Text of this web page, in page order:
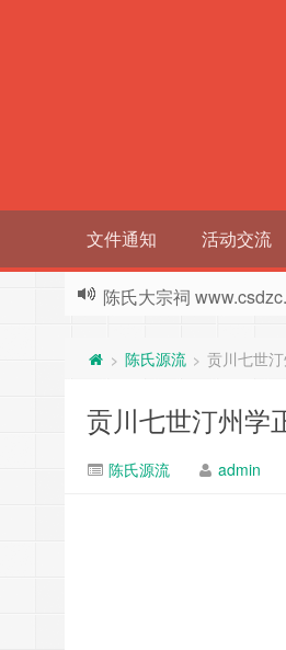
文件通知 活动交流
陈氏大宗祠
> 陈氏源流 > 贡川七世
贡川七世汀州学
陈氏源流 admin